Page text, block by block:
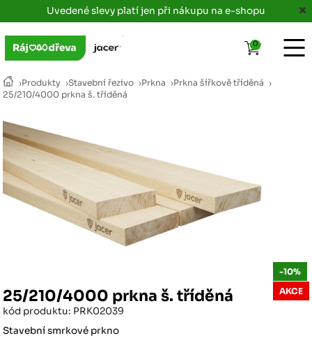
Uvedené slevy platí jen při nákupu na e-shopu
›Produkty ›Stavební řezivo ›Prkna ›Prkna šířkově tříděná ›
25/210/4000 prkna š. tříděná
25/210/4000 prkna š. tříděná
kód produktu: PRK02039
Stavební smrkové prkno
-10%
AKCE
0